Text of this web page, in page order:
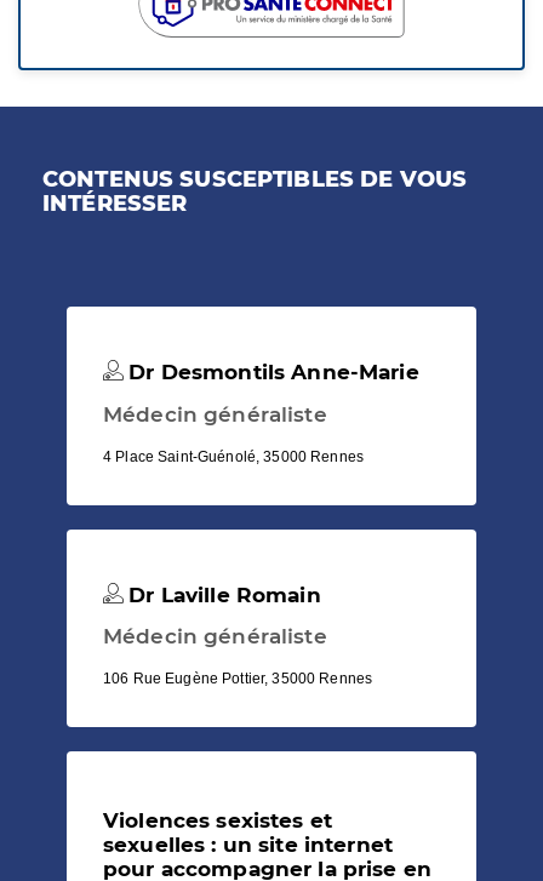
CONTENUS SUSCEPTIBLES DE VOUS
INTÉRESSER
Dr Desmontils Anne-Marie
Médecin généraliste
4 Place Saint-Guénolé, 35000 Rennes
Dr Laville Romain
Médecin généraliste
106 Rue Eugène Pottier, 35000 Rennes
Violences sexistes et
sexuelles : un site internet
pour accompagner la prise en